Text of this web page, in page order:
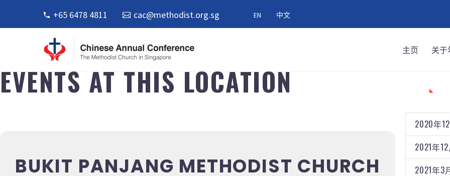
+65 6478 4811 cac@methodist.org.sg EN 中文
主页 关
EVENTS AT THIS LOCATION
BUKIT PANJANG METHODIST CHURCH
2020年
2021年
2021年3